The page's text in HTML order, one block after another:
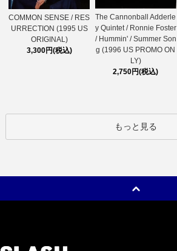
COMMON SENSE / RES
URRECTION (1995 US
ORIGINAL)
3,300円(税込)
The Cannonball Adderle
y Quintet / Ronnie Foster
/ Hummin' / Summer Son
g (1996 US PROMO ON
LY)
2,750円(税込)
もっと見る